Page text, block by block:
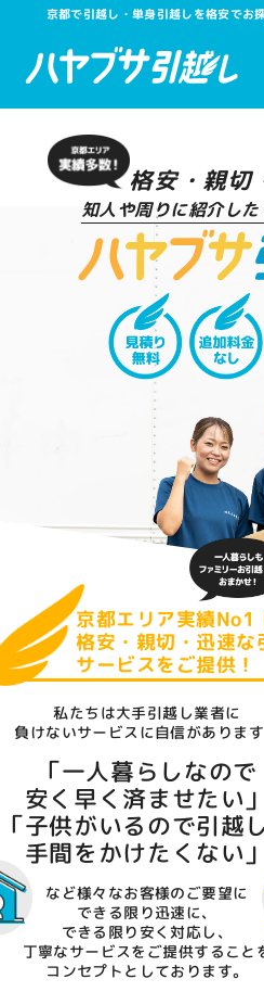
京都で引越し・単身引越しを格安でお
格安・親切
知人や周りに紹介し
京都エリア実績No1
格安・親切・迅速な
サービスをご提供！
私たちは大手引越し業者に
負けないサービスに自信があります
「一人暮らしなので
安く早く済ませたい」
「子供がいるので引越
手間をかけたくない」
など様々なお客様のご要望に
できる限り迅速に、
できる限り安く対応し、
丁寧なサービスをご提供すること
コンセプトとしております。